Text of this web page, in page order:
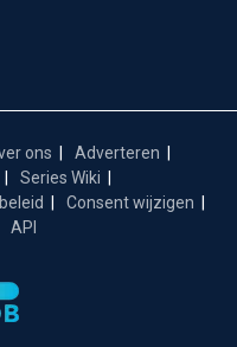
ons
Adverteren
Series Wiki
Consent wijzigen
API